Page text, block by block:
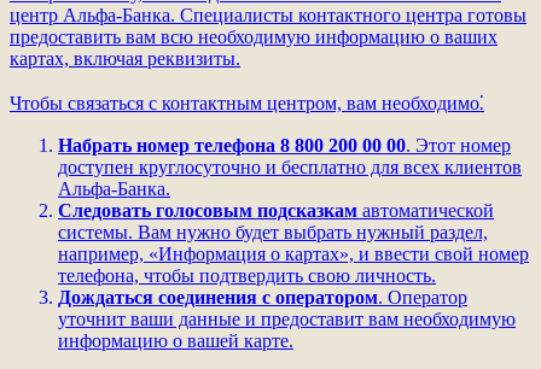
центр Альфа-Банка. Специалисты контактного центра готовы
предоставить вам всю необходимую информацию о ваших
картах, включая реквизиты.
Чтобы связаться с контактным центром, вам необходимо⁚
Набрать номер телефона 8 800 200 00 00. Этот номер
доступен круглосуточно и бесплатно для всех клиентов
Альфа-Банка.
Следовать голосовым подсказкам автоматической
системы. Вам нужно будет выбрать нужный раздел,
например, «Информация о картах», и ввести свой номер
телефона, чтобы подтвердить свою личность.
Дождаться соединения с оператором. Оператор
уточнит ваши данные и предоставит вам необходимую
информацию о вашей карте.